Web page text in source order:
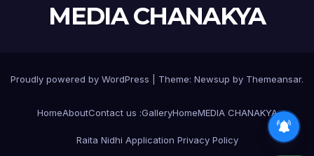
MEDIA CHANAKYA
Proudly powered by WordPress Theme: Newsup by Themeansar.
HomeAboutContact us :GalleryHomeMEDIA CHANAKYA
Raita Nidhi Application Privacy Policy